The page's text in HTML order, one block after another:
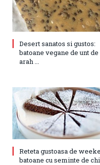
Desert sanatos si gustos:
batoane vegane de unt de
arah ...
Reteta gustoasa de
batoane cu seminte de